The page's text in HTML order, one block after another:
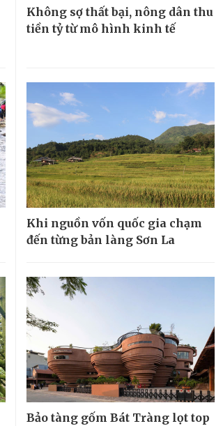
Không sợ thất bại, nông dân thu
tiền tỷ từ mô hình kinh tế
Khi nguồn vốn quốc gia chạm
đến từng bản làng Sơn La
Bảo tàng gốm Bát Tràng lọt top